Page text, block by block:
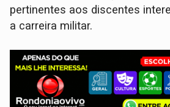
pertinentes aos discentes
a carreira militar.